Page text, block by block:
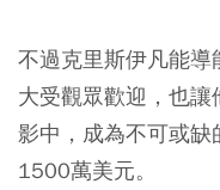
不過克里斯伊凡能導
大受觀眾歡迎，也
影中，成為不可或
1500萬美元。